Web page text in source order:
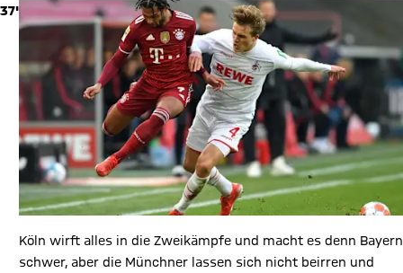
37'
Köln wirft alles in die Zweikämpfe und macht es denn Bayern
schwer, aber die Münchner lassen sich nicht beirren und